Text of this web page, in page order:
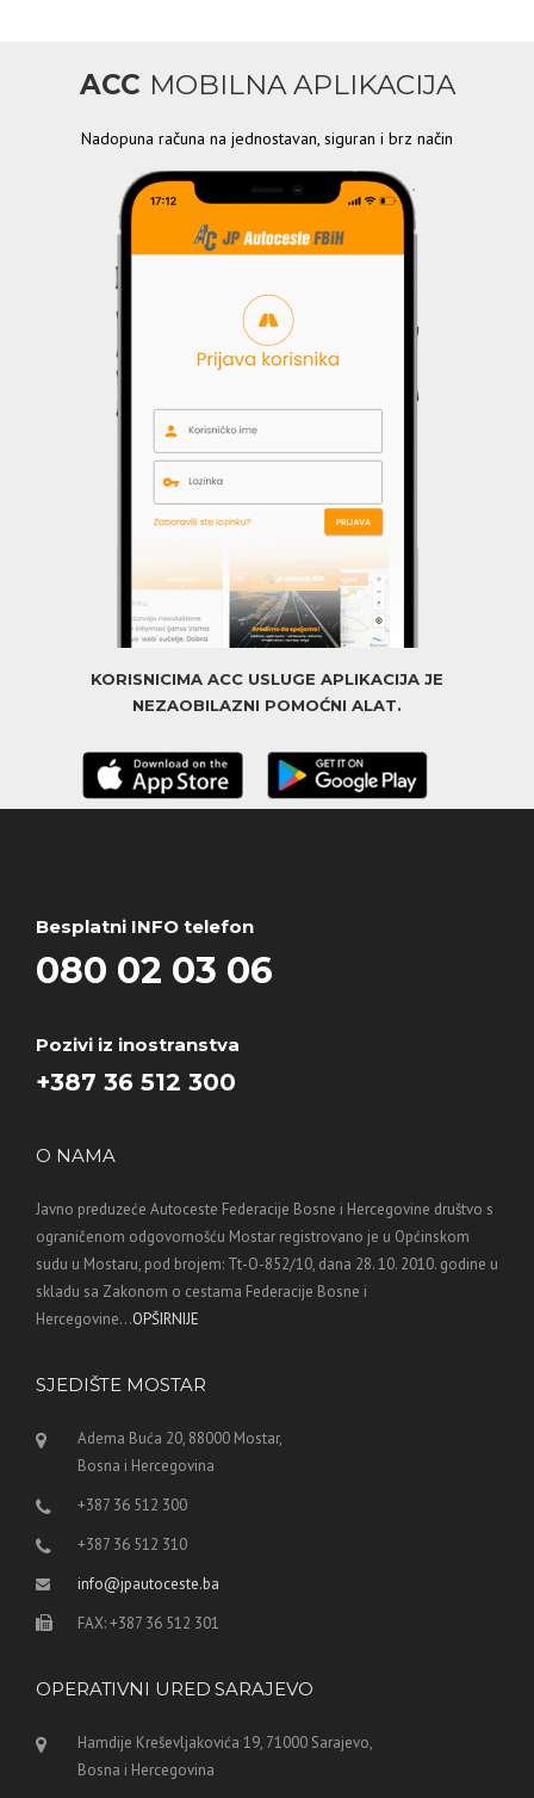
ACC MOBILNA APLIKACIJA
Nadopuna računa na jednostavan, siguran i brz način
KORISNICIMA ACC USLUGE APLIKACIJA JE
NEZAOBILAZNI POMOĆNI ALAT.
Besplatni INFO telefon
080 02 03 06
Pozivi iz inostranstva
+387 36 512 300
O NAMA
Javno preduzeće Autoceste Federacije Bosne i Hercegovine društvo s
ograničenom odgovornošću Mostar registrovano je u Općinskom
sudu u Mostaru, pod brojem: Tt-O-852/10, dana 28. 10. 2010. godine u
skladu sa Zakonom o cestama Federacije Bosne i
Hercegovine...OPŠIRNIJE
SJEDIŠTE MOSTAR
Adema Buća 20, 88000 Mostar,
Bosna i Hercegovina
+387 36 512 300
+387 36 512 310
info@jpautoceste.ba
FAX: +387 36 512 301
OPERATIVNI URED SARAJEVO
Hamdije Kreševljakovića 19, 71000 Sarajevo,
Bosna i Hercegovina